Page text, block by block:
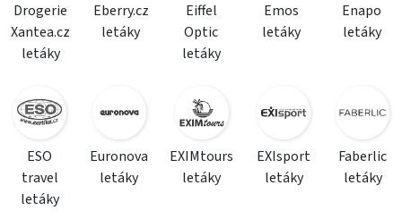
Drogerie
Xantea.cz
letáky
Eberry.cz
letáky
Eiffel
Optic
letáky
Emos
letáky
Enapo
letáky
ESO
travel
letáky
Euronova
letáky
EXIMtours
letáky
EXIsport
letáky
Faberlic
letáky